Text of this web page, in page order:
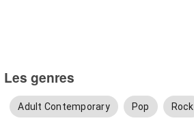
Les genres
Adult Contemporary Pop Rock